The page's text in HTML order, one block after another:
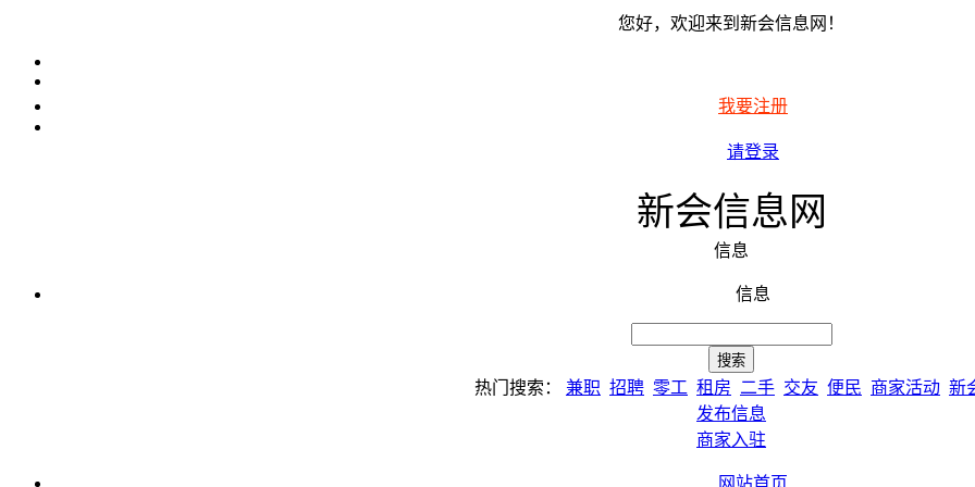
您好，欢迎来到新会信息网！
我要注册
请登录
新会信息网
信息
信息
热门搜索： 兼职 招聘 零工 租房 二手 交友 便民 商家活动 新
发布信息
商家入驻
网站首页